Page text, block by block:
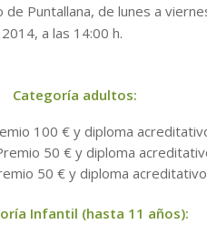
Puntallana, de lunes a
a las 14:00 h.
Categoría adultos:
100 € y diploma
50 € y diploma
50 € y diploma acreditativo
Infantil (hasta 11 años):